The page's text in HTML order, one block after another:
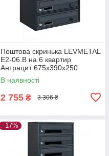
Поштова скринька LEVMETAL
Е2-06.B на 6 квартир
Антрацит 675x390x250
В наявності
2 755 ₴ 3 306 ₴
–17%